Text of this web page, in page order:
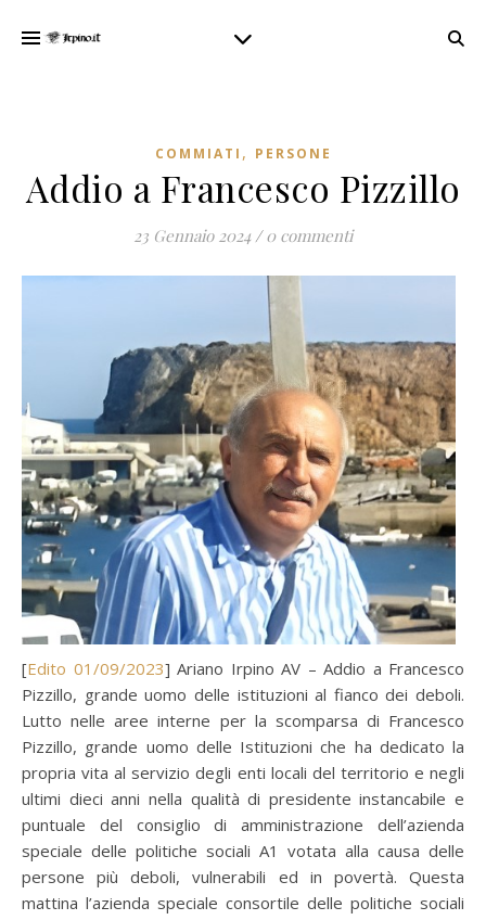
COMMIATI , PERSONE
Addio a Francesco Pizzillo
23 Gennaio 2024 / 0 commenti
[ Edito 01/09/2023] Ariano Irpino AV – Addio a Francesco
Pizzillo, grande uomo delle istituzioni al fianco dei deboli.
Lutto nelle aree interne per la scomparsa di Francesco
Pizzillo, grande uomo delle Istituzioni che ha dedicato la
propria vita al servizio degli enti locali del territorio e negli
ultimi dieci anni nella qualità di presidente instancabile e
puntuale del consiglio di amministrazione dell’azienda
speciale delle politiche sociali A1 votata alla causa delle
persone più deboli, vulnerabili ed in povertà. Questa
mattina l’azienda speciale consortile delle politiche sociali